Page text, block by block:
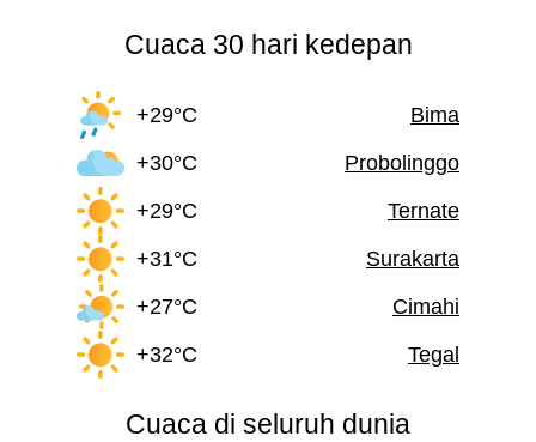
Cuaca 30 hari kedepan
+29°C
Bima
+30°C
Probolinggo
+29°C
Ternate
+31°C
Surakarta
+27°C
Cimahi
+32°C
Tegal
Cuaca di seluruh dunia